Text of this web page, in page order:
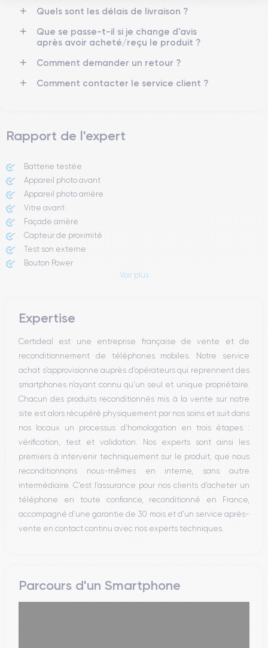
Batterie Dual SIM
5G Oui, tous opérateurs
Pour en savoir plus sur les caractéristiques de cet appareil,
Quels sont les délais de livraison ?
Que se passe-t-il si je change d'avis
après avoir acheté/reçu le produit ?
Comment demander un retour ?
Comment contacter le service client ?
Rapport de l'expert
Batterie testée
Appareil photo avant
Appareil photo arrière ​
Vitre avant ​
Façade arrière
Capteur de proximité
Test son externe
Bouton Power
Haut parleur
Bouton Home
Bluetooth
WiFi
Réseau
Vibreur
Prise USB
Voir plus
Expertise
Certideal est une entreprise française de vente et de
reconditionnement de téléphones mobiles. Notre service
achat s’approvisionne auprès d’opérateurs qui reprennent des
smartphones n’ayant connu qu’un seul et unique propriétaire.
Chacun des produits reconditionnés mis à la vente sur notre
site est alors récupéré physiquement par nos soins et suit dans
nos locaux un processus d’homologation en trois étapes :
vérification, test et validation. Nos experts sont ainsi les
premiers à intervenir techniquement sur le produit, que nous
reconditionnons nous-mêmes en interne, sans autre
intermédiaire. C’est l’assurance pour nos clients d’acheter un
téléphone en toute confiance, reconditionné en France,
accompagné d’une garantie de 30 mois et d’un service après-
vente en contact continu avec nos experts techniques.
Parcours d'un Smartphone